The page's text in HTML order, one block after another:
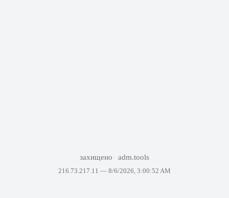
захищено adm.tools
216.73.217.11 — 8/6/2026, 3:00:52 AM